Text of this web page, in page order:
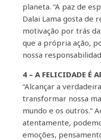
planeta. “A paz de
Dalai Lama gosta de
motivação por trás
que a própria ação,
nossa
4 – A FELICIDADE É
“Alcançar a
transformar nossa
mundo e os outros.”
atentamente,
emoções,